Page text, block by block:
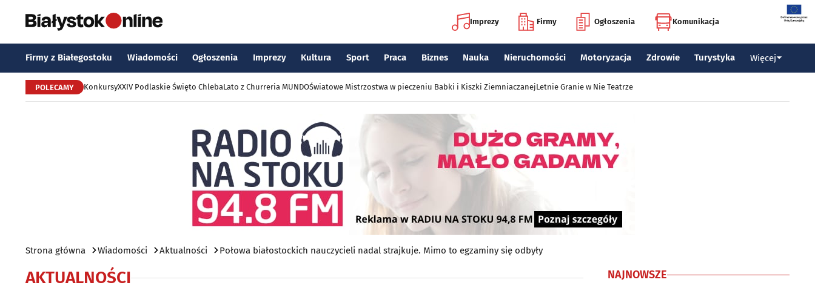
Imprezy Firmy Ogłoszenia Komunikacja
Firmy z Białegostoku Wiadomości Ogłoszenia Imprezy Kultura Sport Praca Biznes Nauka Nieruchomości Motoryzacja Zdrowie Turystyka Więcej
POLECAMY KonkursyXXIV Podlaskie Święto ChlebaLato z Churreria MUNDOŚwiatowe Mistrzostwa w pieczeniu Babki i Kiszki ZiemniaczanejLetnie Granie w Nie Teatrze
Strona główna Wiadomości Aktualności Połowa białostockich nauczycieli nadal strajkuje. Mimo to egzaminy się odbyły
AKTUALNOŚCI NAJNOWSZE